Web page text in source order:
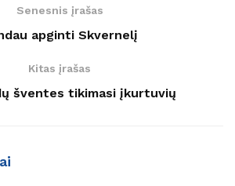
Senesnis įrašas
apginti Skvernelį
Kitas įrašas
šventes tikimasi įkurtuvių